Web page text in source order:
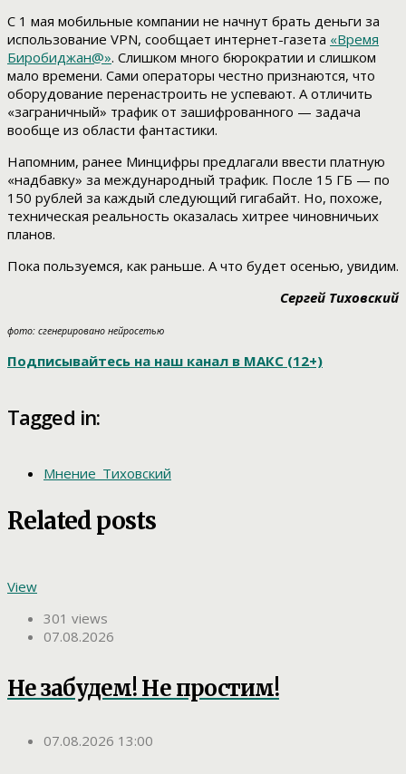
С 1 мая мобильные компании не начнут брать деньги за
использование VPN, сообщает интернет-газета «Время
Биробиджан@». Слишком много бюрократии и слишком
мало времени. Сами операторы честно признаются, что
оборудование перенастроить не успевают. А отличить
«заграничный» трафик от зашифрованного — задача
вообще из области фантастики.
Напомним, ранее Минцифры предлагали ввести платную
«надбавку» за международный трафик. После 15 ГБ — по
150 рублей за каждый следующий гигабайт. Но, похоже,
техническая реальность оказалась хитрее чиновничьих
планов.
Пока пользуемся, как раньше. А что будет осенью, увидим.
Сергей Тиховский
фото: сгенерировано нейросетью
Подписывайтесь на наш канал в МАКС (12+)
Tagged in:
Мнение_Тиховский
Related posts
View
301 views
07.08.2026
Не забудем! Не простим!
07.08.2026 13:00